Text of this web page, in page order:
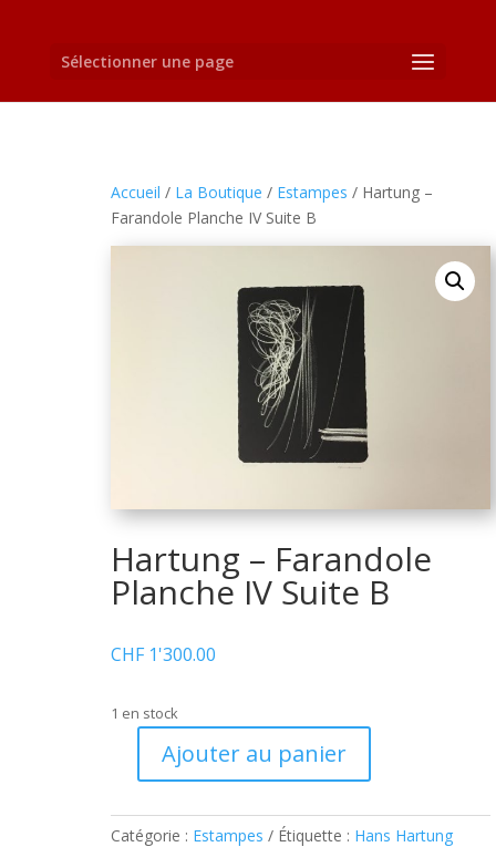
Sélectionner une page
Accueil / La Boutique / Estampes / Hartung –
Farandole Planche IV Suite B
Hartung – Farandole
Planche IV Suite B
CHF 1'300.00
1 en stock
quantité
Hartung
–
Ajouter au panier
Catégorie : Estampes Étiquette : Hans Hartung